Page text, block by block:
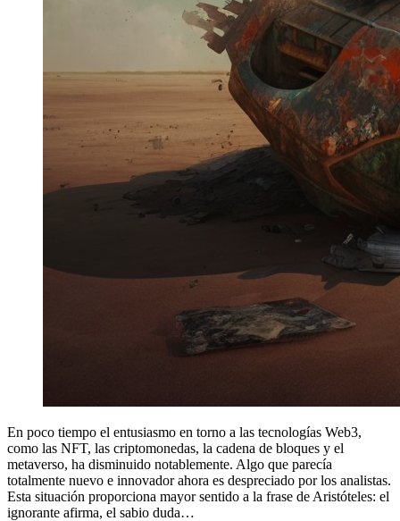
En poco tiempo el entusiasmo en torno a las tecnologías Web3,
como las NFT, las criptomonedas, la cadena de bloques y el
metaverso, ha disminuido notablemente. Algo que parecía
totalmente nuevo e innovador ahora es despreciado por los analistas.
Esta situación proporciona mayor sentido a la frase de Aristóteles: el
ignorante afirma, el sabio duda…